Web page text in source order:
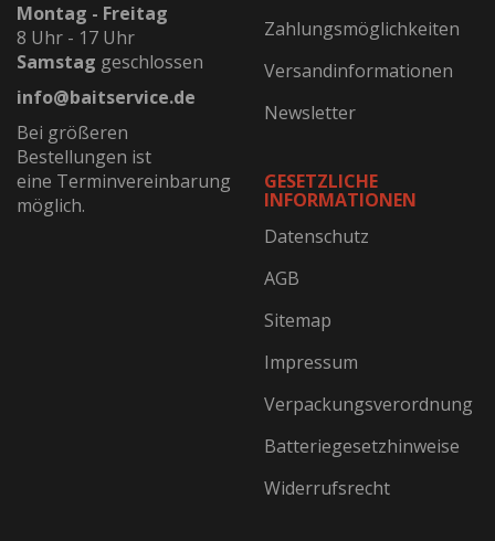
Montag - Freitag
8 Uhr - 17 Uhr
Samstag geschlossen
info@baitservice.de
Bei größeren
Bestellungen ist
eine Terminvereinbarung
möglich.
Zahlungsmöglichkeiten
Versandinformationen
Newsletter
GESETZLICHE
INFORMATIONEN
Datenschutz
AGB
Sitemap
Impressum
Verpackungsverordnung
Batteriegesetzhinweise
Widerrufsrecht